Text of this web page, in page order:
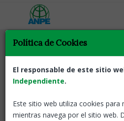
Resultat de la
Tornar
Política de Cookies
El responsable de este sitio
Independiente.
Este sitio web utiliza cookies para
mientras navega por el sitio web.